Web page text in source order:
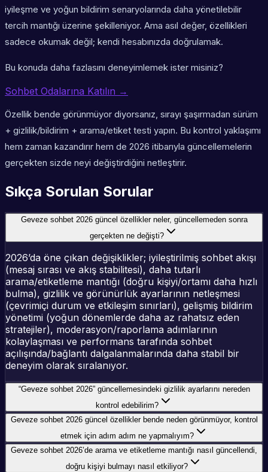
iyileşme ve yoğun bildirim senaryolarında daha yönetilebilir
tercih mantığı üzerine şekilleniyor. Ama asıl değer, özellikleri
sadece okumak değil; kendi hesabınızda doğrulamak.
Bu konuda daha fazlasını deneyimlemek ister misiniz?
Sohbet Odalarına Katılın →
Özellik bende görünmüyor diyorsanız, sırayı şaşırmadan sürüm
+ gizlilik/bildirim + arama/etiket testi yapın. Bu kontrol yaklaşımı
hem zaman kazandırır hem de 2026 itibarıyla güncellemelerin
gerçekten sizde neyi değiştirdiğini netleştirir.
Sıkça Sorulan Sorular
Geveze sohbet 2026 güncel özellikler neler, güncellemeden sonra
gerçekten ne değişti?
2026’da öne çıkan değişiklikler; iyileştirilmiş sohbet akışı
(mesaj sırası ve akış stabilitesi), daha tutarlı
arama/etiketleme mantığı (doğru kişiyi/ortamı daha hızlı
bulma), gizlilik ve görünürlük ayarlarının netleşmesi
(çevrimiçi durum ve etkileşim sınırları), gelişmiş bildirim
yönetimi (yoğun dönemlerde daha az rahatsız eden
stratejiler), moderasyon/raporlama adımlarının
kolaylaşması ve performans tarafında sohbet
açılışında/bağlantı dalgalanmalarında daha stabil bir
deneyim olarak sıralanıyor.
“Geveze sohbet 2026” güncellemesindeki gizlilik ayarlarını nereden
kontrol edebilirim?
Geveze sohbet 2026 güncel özellikler bende neden görünmüyor, kontrol
etmek için adım adım ne yapmalıyım?
Geveze sohbet 2026’de arama ve etiketleme mantığı nasıl güncellendi,
doğru kişiyi bulmayı nasıl etkiliyor?